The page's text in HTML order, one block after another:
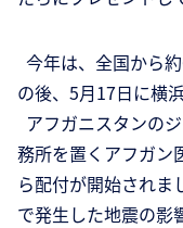
今年は、全国から
の後、5月17日に横
アフガニスタンの
務所を置くアフガン
ら配付が開始され
で発生した地震の影